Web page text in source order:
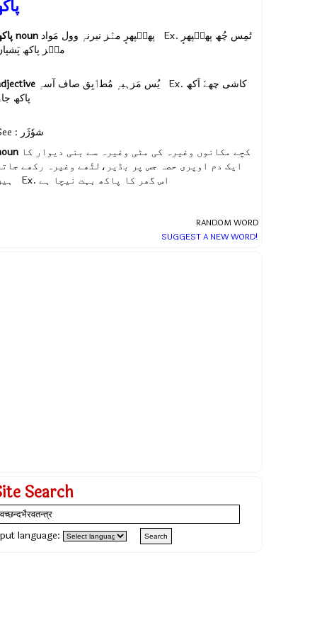
noun پھٮ۪پھرٕ منٛز نیرنہٕ وول مَواد Ex. تٔمِس چُھ پھٮ۪پھرٕ
منٛز پاکھ
یُس مَزہبہٕ مُطٲبِق صاف آسہِ Ex. کاشی چھےٚ اَکھ
پاکھ
See : شوٗژَر
کچے مکانوں وغیرہ کی مٹی وغیرہ سے بنی دیوار کا
ایک دم اوپری حصہ جس پر بڈیر،لٹّھے وغیرہ رکھے
ہیں Ex. اس گھر کا پاکھ بہت نیچا ہے
RANDOM WORD
SUGGEST A NEW WORD!
Search
language: